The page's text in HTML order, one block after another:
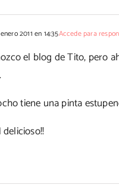
2011 en 14:35Accede para
el blog de Tito, pero
tiene una pinta